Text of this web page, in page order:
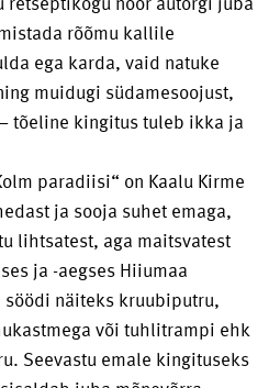
rõõmu kallile
ega karda, vaid natuke
muidugi südamesoojust,
tõeline kingitus tuleb ikka ja
paradiisi“ on Kaalu Kirme
ja sooja suhet emaga,
lihtsatest, aga maitsvatest
ja -aegses Hiiumaa
näiteks kruubiputru,
või tuhlitrampi ehk
Seevastu emale kingituseks